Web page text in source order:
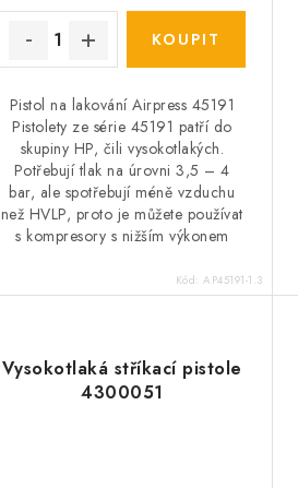
Pistol na lakování Airpress 45191
Pistolety ze série 45191 patří do
skupiny HP, čili vysokotlakých.
Potřebují tlak na úrovni 3,5 – 4
bar, ale spotřebují méně vzduchu
než HVLP, proto je můžete používat
s kompresory s nižším výkonem
Kód:AP45191-1.3
Vysokotlaká stříkací pistole
4300051